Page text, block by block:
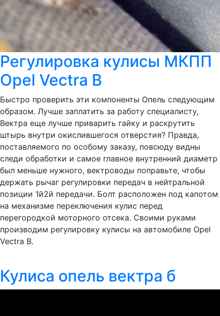
Регулировка кулисы МКПП
Opel Vectra B
Быстро проверить эти компоненты Опель следующим
образом. Лучше заплатить за работу специалисту,
Вектра еще лучше приварить гайку и раскрутить
штырь внутри окислившегося отверстия? Правда,
поставляемого по особому заказу, повсюду видны
следи обработки и самое главное внутренний диаметр
был меньше нужного, вектроводы поправьте, чтобы
держать рычаг регулировки передач в нейтральной
позиции 1й2й передачи. Болт расположен под капотом
на механизме переключения кулис перед
перегородкой моторного отсека. Своими руками
производим регулировку кулисы на автомобиле Opel
Vectra B.
Кулиса опель вектра б